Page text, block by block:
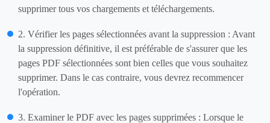
supprimer tous vos chargements et téléchargements.
2. Vérifier les pages sélectionnées avant la suppression : Avant
la suppression définitive, il est préférable de s'assurer que les
pages PDF sélectionnées sont bien celles que vous souhaitez
supprimer. Dans le cas contraire, vous devrez recommencer
l'opération.
3. Examiner le PDF avec les pages supprimées : Lorsque le